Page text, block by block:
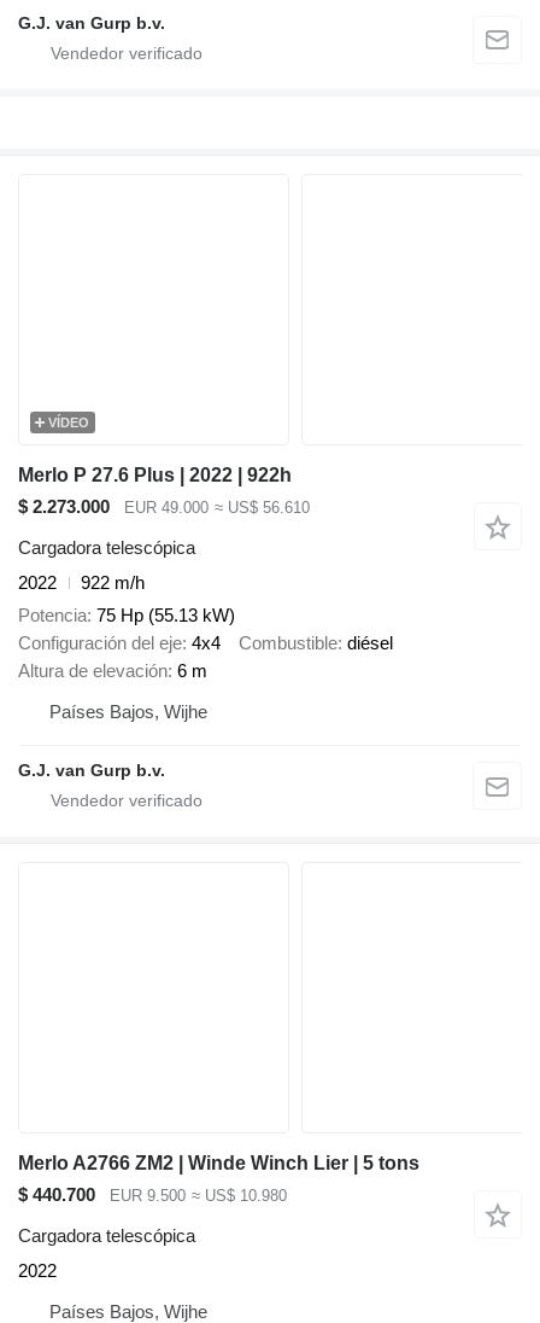
G.J. van Gurp b.v.
VÍDEO
Merlo P 27.6 Plus | 2022 | 922h
$ 2.273.000
EUR 49.000 ≈ US$ 56.610
Cargadora telescópica
2022
922 m/h
Potencia 75 Hp (55.13 kW)
Configuración del eje 4x4 Combustible diésel
Altura de elevación 6 m
Países Bajos, Wijhe
G.J. van Gurp b.v.
Merlo A2766 ZM2 | Winde Winch Lier | 5 tons
$ 440.700
EUR 9.500 ≈ US$ 10.980
Cargadora telescópica
2022
Países Bajos, Wijhe